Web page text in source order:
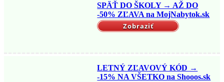
SPÄŤ DO ŠKOLY → AŽ DO
-50% ZĽAVA na MojNabytok.sk
Zobraziť
LETNÝ ZĽAVOVÝ KÓD →
-15% NA VŠETKO na Shooos.sk